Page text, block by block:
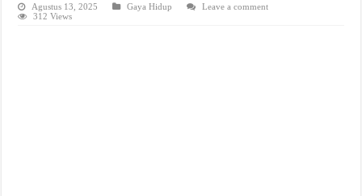
Agustus 13, 2025 Gaya Hidup
Leave a comment
312 Views